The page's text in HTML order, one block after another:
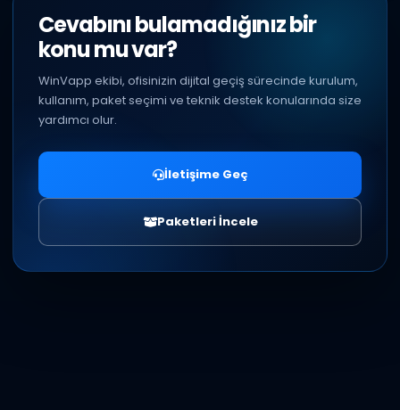
Cevabını bulamadığınız bir
konu mu var?
WinVapp ekibi, ofisinizin dijital geçiş sürecinde kurulum,
kullanım, paket seçimi ve teknik destek konularında size
yardımcı olur.
İletişime Geç
Paketleri İncele